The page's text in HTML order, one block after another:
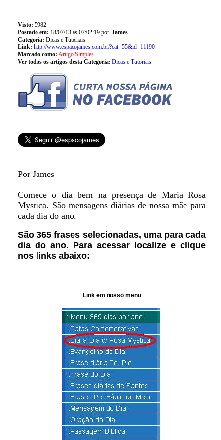
Visto: 5982
Postado em: 18/07/13 às 07:02:19 por: James
Categoria: Dicas e Tutoriais
Link: http://www.espacojames.com.br/?cat=55&id=11190
Marcado como: Artigo Simples
Ver todos os artigos desta Categoria: Dicas e Tutoriais
Por James
Comece o dia bem na presença de Maria Rosa
Mystica. São mensagens diárias de nossa mãe para
cada dia do ano.
São 365 frases selecionadas, uma para cada
dia do ano. Para acessar localize e clique
nos links abaixo:
Link em nosso menu